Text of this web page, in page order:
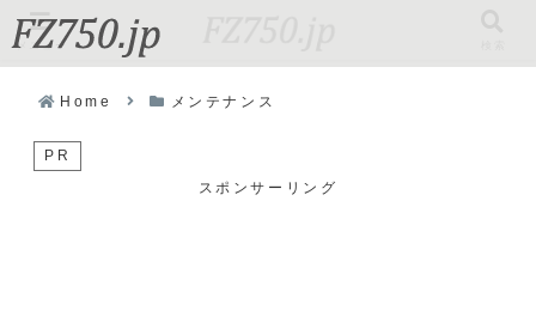
Home メンテナンス
PR
スポンサーリング
メニュー